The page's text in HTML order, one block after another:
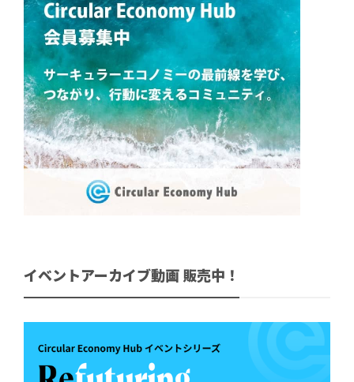
イベントアーカイブ動画 販売中！